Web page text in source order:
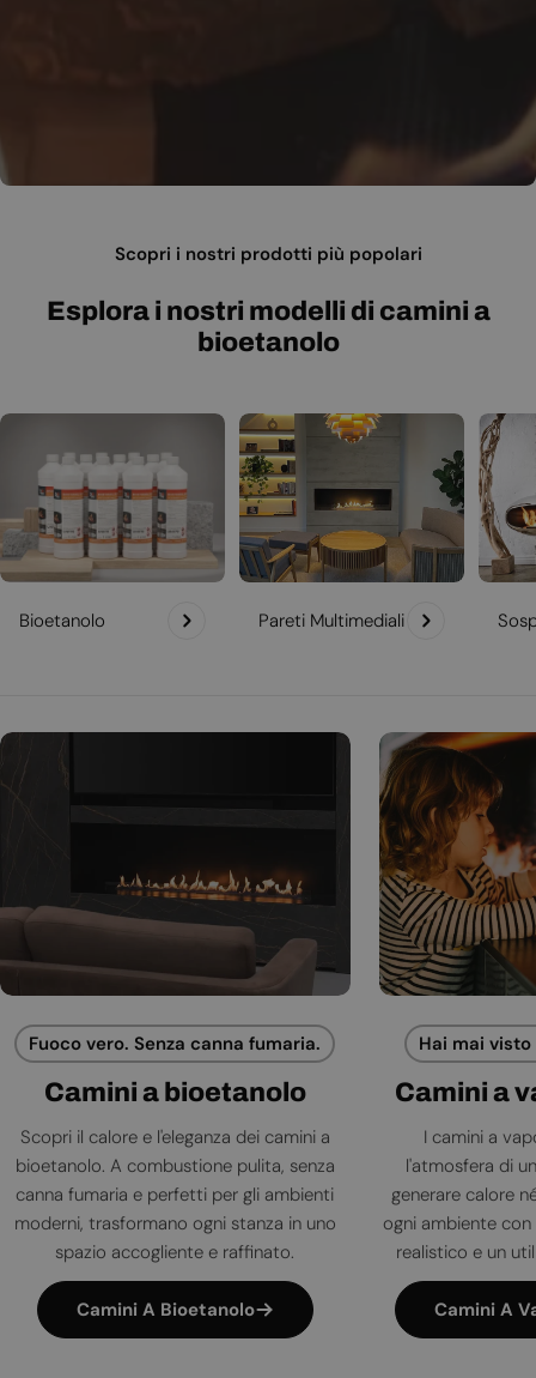
Scopri i nostri prodotti più popolari
Esplora i nostri modelli di camini a
bioetanolo
Bioetanolo Pareti Multimediali
Fuoco vero. Senza canna fumaria.
Camini a bioetanolo
Scopri il calore e l'eleganza dei camini a
bioetanolo. A combustione pulita, senza
canna fumaria e perfetti per gli ambienti
moderni, trasformano ogni stanza in uno
spazio accogliente e raffinato.
Camini A Bioetanolo
Hai mai
Camini a
I camini a
l'atmosfera di
generare calore
ogni ambiente
realistico e un
Camini A